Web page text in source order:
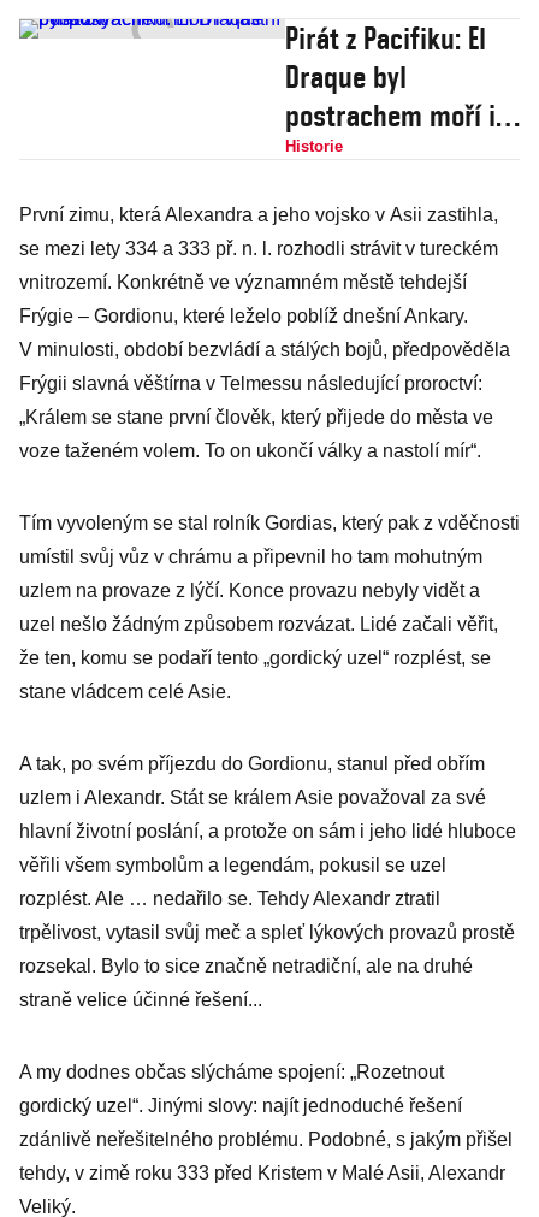
Pirát z Pacifiku: El
Draque byl
postrachem moří i
vlastní posádky
Historie
První zimu, která Alexandra a jeho vojsko v Asii zastihla,
se mezi lety 334 a 333 př. n. l. rozhodli strávit v tureckém
vnitrozemí. Konkrétně ve významném městě tehdejší
Frýgie – Gordionu, které leželo poblíž dnešní Ankary.
V minulosti, období bezvládí a stálých bojů, předpověděla
Frýgii slavná věštírna v Telmessu následující proroctví:
„Králem se stane první člověk, který přijede do města ve
voze taženém volem. To on ukončí války a nastolí mír“.
Tím vyvoleným se stal rolník Gordias, který pak z vděčnosti
umístil svůj vůz v chrámu a připevnil ho tam mohutným
uzlem na provaze z lýčí. Konce provazu nebyly vidět a
uzel nešlo žádným způsobem rozvázat. Lidé začali věřit,
že ten, komu se podaří tento „gordický uzel“ rozplést, se
stane vládcem celé Asie.
A tak, po svém příjezdu do Gordionu, stanul před obřím
uzlem i Alexandr. Stát se králem Asie považoval za své
hlavní životní poslání, a protože on sám i jeho lidé hluboce
věřili všem symbolům a legendám, pokusil se uzel
rozplést. Ale … nedařilo se. Tehdy Alexandr ztratil
trpělivost, vytasil svůj meč a spleť lýkových provazů prostě
rozsekal. Bylo to sice značně netradiční, ale na druhé
straně velice účinné řešení...
A my dodnes občas slýcháme spojení: „Rozetnout
gordický uzel“. Jinými slovy: najít jednoduché řešení
zdánlivě neřešitelného problému. Podobné, s jakým přišel
tehdy, v zimě roku 333 před Kristem v Malé Asii, Alexandr
Veliký.